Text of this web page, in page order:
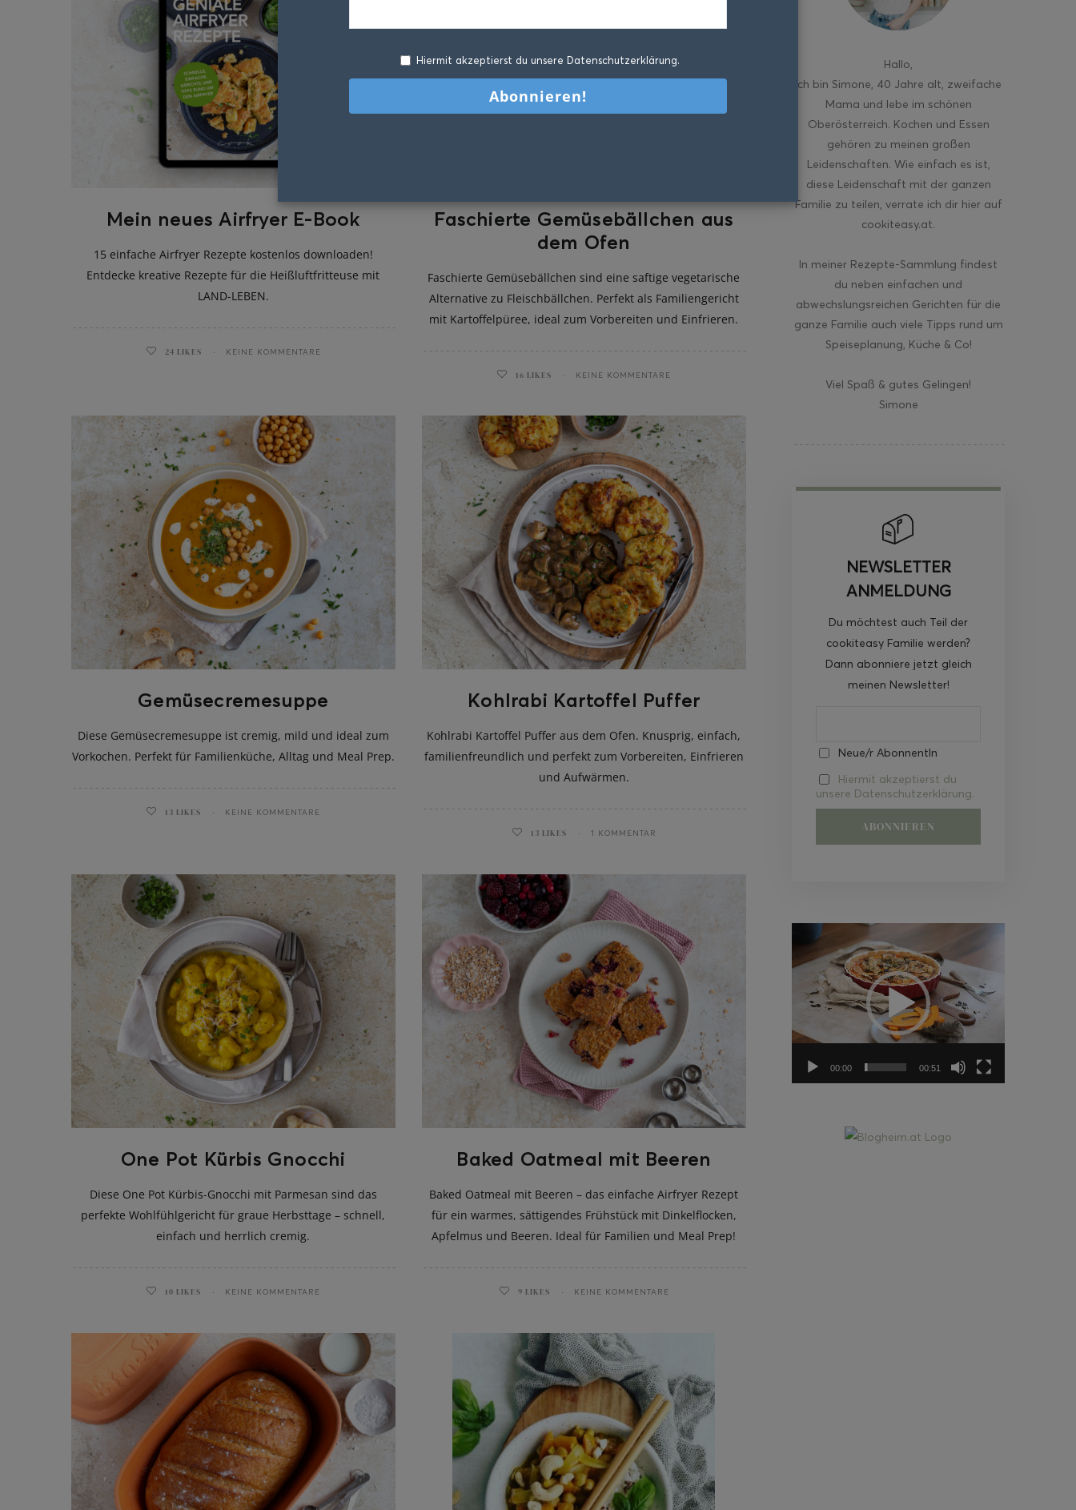
Eis am Stil
Mein neues Airfryer E-Book
15 einfache Airfryer Rezepte kostenlos downloaden!
Entdecke kreative Rezepte für die Heißluftfritteuse mit
LAND-LEBEN.
24 LIKES KEINE KOMMENTARE
Faschierte Gemüsebällchen aus
dem Ofen
Faschierte Gemüsebällchen sind eine saftige vegetarische
Alternative zu Fleischbällchen. Perfekt als Familiengericht
mit Kartoffelpüree, ideal zum Vorbereiten und Einfrieren.
16 LIKES KEINE KOMMENTARE
Gemüsecremesuppe
Diese Gemüsecremesuppe ist cremig, mild und ideal zum
Vorkochen. Perfekt für Familienküche, Alltag und Meal Prep.
13 LIKES KEINE KOMMENTARE
Kohlrabi Kartoffel Puffer
Kohlrabi Kartoffel Puffer aus dem Ofen. Knusprig, einfach,
familienfreundlich und perfekt zum Vorbereiten, Einfrieren
und Aufwärmen.
13 LIKES 1 KOMMENTAR
One Pot Kürbis Gnocchi
Diese One Pot Kürbis-Gnocchi mit Parmesan sind das
perfekte Wohlfühlgericht für graue Herbsttage – schnell,
einfach und herrlich cremig.
10 LIKES KEINE KOMMENTARE
Baked Oatmeal mit Beeren
Baked Oatmeal mit Beeren – das einfache Airfryer Rezept
für ein warmes, sättigendes Frühstück mit Dinkelflocken,
Apfelmus und Beeren. Ideal für Familien und Meal Prep!
9 LIKES KEINE KOMMENTARE
Hallo
ich bin Simone, 40 Jahre alt, zweifache
Mama und lebe im schönen
Oberösterreich. Kochen und Essen
gehören zu meinen großen
Leidenschaften. Wie einfach es ist,
diese Leidenschaft mit der ganzen
Familie zu teilen, verrate ich dir hier auf
cookiteasy.at.
In meiner Rezepte-Sammlung findest
du neben einfachen und
abwechslungsreichen Gerichten für die
ganze Familie auch viele Tipps rund um
Speiseplanung, Küche & Co!
Viel Spaß & gutes Gelingen!
Simone
NEWSLETTER
ANMELDUNG
Du möchtest auch Teil der
cookiteasy Familie werden?
Dann abonniere jetzt gleich
meinen Newsletter!
Neue/r AbonnentIn
Hiermit akzeptierst du
unsere Datenschutzerklärung.
Video-
Player
00:00 00:51
Hiermit akzeptierst du unsere Datenschutzerklärung.